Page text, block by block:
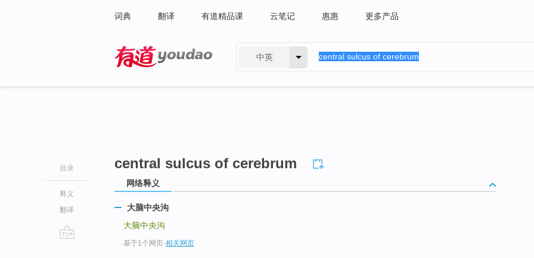
词典 翻译 有道精品课 云笔记 惠惠 更多产品
中英
目录
释义
翻译
central sulcus of cerebrum
网络释义
大脑中央沟
大脑中央沟
基于1个网页-相关网页